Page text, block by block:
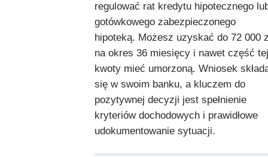
regulować rat kredytu hipotecznego
gotówkowego zabezpieczonego
hipoteką. Możesz uzyskać do 72 000
na okres 36 miesięcy i nawet część tej
kwoty mieć umorzoną. Wniosek
się w swoim banku, a kluczem do
pozytywnej decyzji jest spełnienie
kryteriów dochodowych i prawidłowe
udokumentowanie sytuacji.